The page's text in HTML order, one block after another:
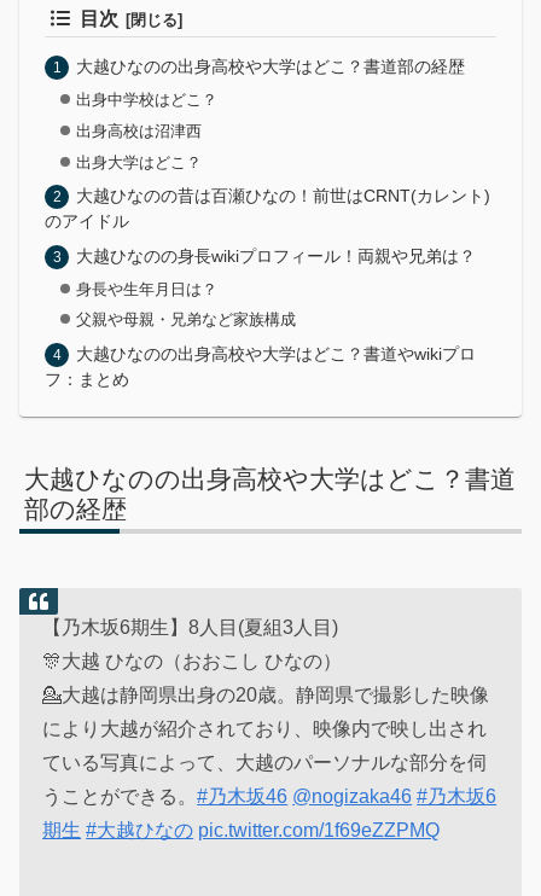
目次
大越ひなのの出身高校や大学はどこ？書道部の経歴
出身中学校はどこ？
出身高校は沼津西
出身大学はどこ？
大越ひなのの昔は百瀬ひなの！前世はCRNT(カレント)
のアイドル
大越ひなのの身長wikiプロフィール！両親や兄弟は？
身長や生年月日は？
父親や母親・兄弟など家族構成
大越ひなのの出身高校や大学はどこ？書道やwikiプロ
フ：まとめ
大越ひなのの出身高校や大学はどこ？書道
部の経歴
【乃木坂6期生】8人目(夏組3人目)
🎊大越 ひなの（おおこし ひなの）
💁大越は静岡県出身の20歳。静岡県で撮影した映像
により大越が紹介されており、映像内で映し出され
ている写真によって、大越のパーソナルな部分を伺
うことができる。#乃木坂46 @nogizaka46 #乃木坂6
期生 #大越ひなの pic.twitter.com/1f69eZZPMQ